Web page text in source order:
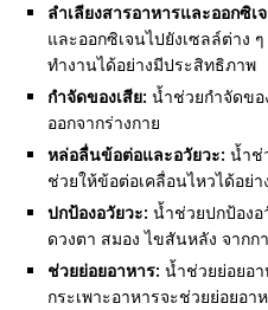
ลำเลียงสารอาหารและออกซิเ
และออกซิเจนไปยังเซลล์ต่าง
ทำงานได้อย่างมีประสิทธิภาพ
กำจัดของเสีย: น้ำช่วยกำจัดขอ
ออกจากร่างกาย
หล่อลื่นข้อต่อและอวัยวะ: น้ำช่
ช่วยให้ข้อต่อเคลื่อนไหวได้อย่
ปกป้องอวัยวะ: น้ำช่วยปกป้องอ
ดวงตา สมอง ไขสันหลัง จากก
ช่วยย่อยอาหาร: น้ำช่วยย่อยอ
กระเพาะอาหารจะช่วยย่อยอา